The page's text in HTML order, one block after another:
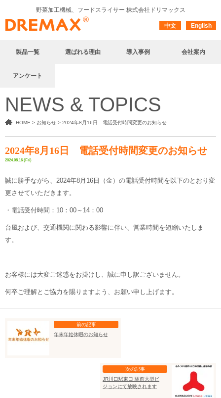
野菜加工機械、フードスライサー 株式会社ドリマックス
中文 English
製品一覧 選ばれる理由 導入事例 会社案内
アンケート
NEWS & TOPICS
HOME > お知らせ > 2024年8月16日 電話受付時間変更のお知らせ
2024年8月16日 電話受付時間変更のお知らせ
2024.08.16 (Fri)
誠に勝手ながら、2024年8月16日（金）の電話受付時間を以下のとおり変
更させていただきます。
・電話受付時間：10：00～14：00
台風および、交通機関に関わる影響に伴い、営業時間を短縮いたしま
す。
お客様には大変ご迷惑をお掛けし、誠に申し訳ございません。
何卒ご理解とご協力を賜りますよう、お願い申し上げます。
前の記事
年末年始休暇のお知らせ
次の記事
JR川口駅東口 駅前大型ビ
ジョンにて放映されます